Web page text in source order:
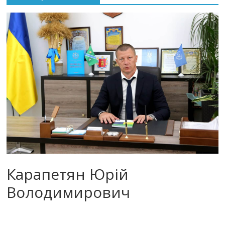
Карапетян Юрій
Володимирович